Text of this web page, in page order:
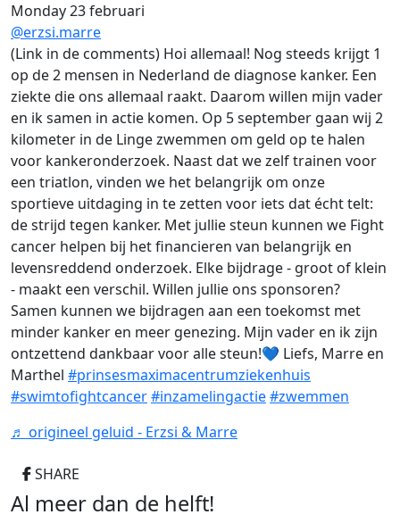
Monday 23 februari
@erzsi.marre
(Link in de comments) Hoi allemaal! Nog steeds krijgt 1
op de 2 mensen in Nederland de diagnose kanker. Een
ziekte die ons allemaal raakt. Daarom willen mijn vader
en ik samen in actie komen. Op 5 september gaan wij 2
kilometer in de Linge zwemmen om geld op te halen
voor kankeronderzoek. Naast dat we zelf trainen voor
een triatlon, vinden we het belangrijk om onze
sportieve uitdaging in te zetten voor iets dat écht telt:
de strijd tegen kanker. Met jullie steun kunnen we Fight
cancer helpen bij het financieren van belangrijk en
levensreddend onderzoek. Elke bijdrage - groot of klein
- maakt een verschil. Willen jullie ons sponsoren?
Samen kunnen we bijdragen aan een toekomst met
minder kanker en meer genezing. Mijn vader en ik zijn
ontzettend dankbaar voor alle steun!💙 Liefs, Marre en
Marthel #prinsesmaximacentrumziekenhuis
#swimtofightcancer#inzamelingactie#zwemmen
♬ origineel geluid - Erzsi & Marre
SHARE
Al meer dan de helft!